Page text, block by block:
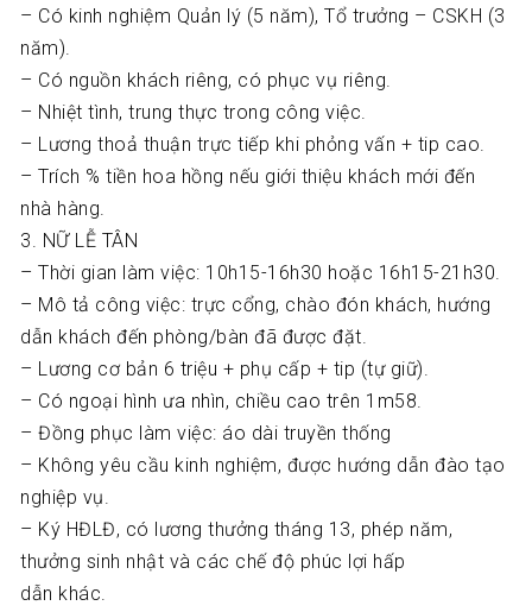
– Có kinh nghiệm Quản lý (5 năm), Tổ trưởng – CSKH (3
năm).
– Có nguồn khách riêng, có phục vụ riêng.
– Nhiệt tình, trung thực trong công việc.
– Lương thoả thuận trực tiếp khi phỏng vấn + tip cao.
– Trích % tiền hoa hồng nếu giới thiệu khách mới đến
nhà hàng.
3. NỮ LỄ TÂN
– Thời gian làm việc: 10h15-16h30 hoặc 16h15-21h30.
– Mô tả công việc: trực cổng, chào đón khách, hướng
dẫn khách đến phòng/bàn đã được đặt.
– Lương cơ bản 6 triệu + phụ cấp + tip (tự giữ).
– Có ngoại hình ưa nhìn, chiều cao trên 1m58.
– Đồng phục làm việc: áo dài truyền thống
– Không yêu cầu kinh nghiệm, được hướng dẫn đào tạo
nghiệp vụ.
– Ký HĐLĐ, có lương thưởng tháng 13, phép năm,
thưởng sinh nhật và các chế độ phúc lợi hấp
dẫn khác.